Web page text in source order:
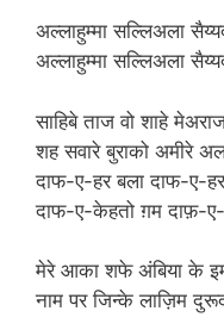
अल्लाहुम्मा सल्लिअला
अल्लाहुम्मा सल्लिअला
साहिबे ताज वो शाहे
शह सवारे बुराको अमीरे
दाफ-ए-हर बला दाफ-ए-
दाफ-ए-केहतो ग़म दाफ़-
मेरे आका शफे अंबिया के
नाम पर जिन्के लाज़िम